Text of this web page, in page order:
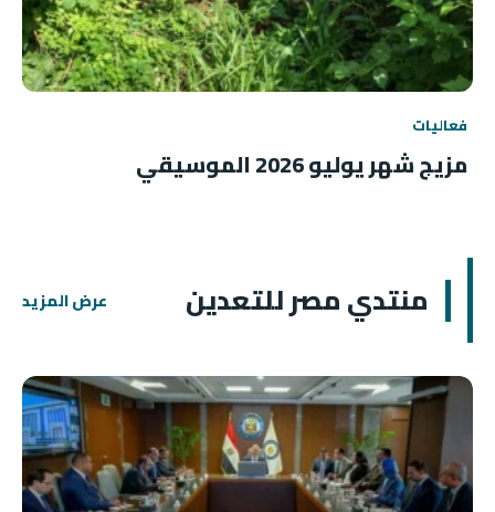
فعاليات
مزيج شهر يوليو 2026 الموسيقي
منتدي مصر للتعدين عرض المزيد